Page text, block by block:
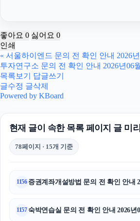
좋아요 0 싫어요 0
인쇄
« 서울하이엔드 문의 전 확인 안내 2026
투자연구소 문의 전 확인 안내 2026년06
목록보기
답글쓰기
글수정 글삭제
Powered by KBoard
현재 글이 속한 목록 페이지 글 미
78페이지 · 15개 기준
1156 증권계좌개설방법 문의 전 확인 안내
1157 숙박연습실 문의 전 확인 안내 2026년